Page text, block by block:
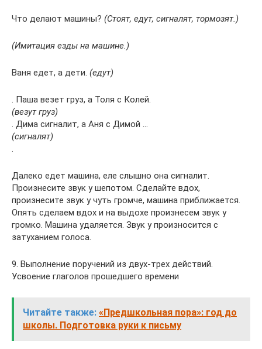
Что делают машины? (Стоят, едут, сигналят, тормозят.)
(Имитация езды на машине.)
Ваня едет, а дети. (едут)
. Паша везет груз, а Толя с Колей.
(везут груз)
. Дима сигналит, а Аня с Димой …
(сигналят)
.
Далеко едет машина, еле слышно она сигналит.
Произнесите звук у шепотом. Сделайте вдох,
произнесите звук у чуть громче, машина приближается.
Опять сделаем вдох и на выдохе произнесем звук у
громко. Машина удаляется. Звук у произносится с
затуханием голоса.
9. Выполнение поручений из двух-трех действий.
Усвоение глаголов прошедшего времени
Читайте также: «Предшкольная пора»: год до
школы. Подготовка руки к письму